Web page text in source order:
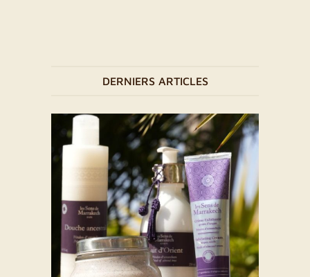
DERNIERS ARTICLES